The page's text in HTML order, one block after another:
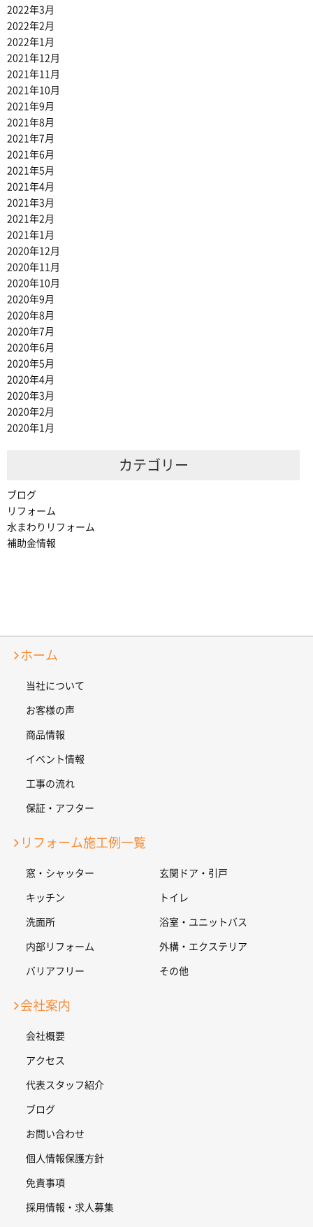
2022年3月
2022年2月
2022年1月
2021年12月
2021年11月
2021年10月
2021年9月
2021年8月
2021年7月
2021年6月
2021年5月
2021年4月
2021年3月
2021年2月
2021年1月
2020年12月
2020年11月
2020年10月
2020年9月
2020年8月
2020年7月
2020年6月
2020年5月
2020年4月
2020年3月
2020年2月
2020年1月
カテゴリー
ブログ
リフォーム
水まわりリフォーム
補助金情報
ホーム
当社について
お客様の声
商品情報
イベント情報
工事の流れ
保証・アフター
リフォーム施工例一覧
窓・シャッター 玄関ドア・引戸
キッチン トイレ
洗面所 浴室・ユニットバス
内部リフォーム 外構・エクステリア
バリアフリー その他
会社案内
会社概要
アクセス
代表スタッフ紹介
ブログ
お問い合わせ
個人情報保護方針
免責事項
採用情報・求人募集